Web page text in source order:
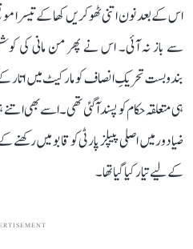
اس کے بعد نون اتنی ٹھوکریں کھا کے تیسرا
سے باز نہ آئی۔ اس نے پھر من مانی کی
بندوبست تحریکِ انصاف کو مارکیٹ میں اتار
ہی متعلقہ حکام کو پسند آ گئی تھی۔ اسے بھی اتنے
ضیا دور میں اصلی پیپلز پارٹی کو قابو میں
کے لیے تیار کیا گیا تھا۔